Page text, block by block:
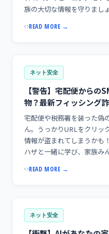
族の大切な情報を守りましょ
READ MORE →
ネット安全
【警告】宅配便からの
物？最新フィッシング
宅配便や税務署を装った偽
ん。うっかりURLをクリッ
情報が盗まれてしまうかも
ハザと一緒に学び、家族み
READ MORE →
ネット安全